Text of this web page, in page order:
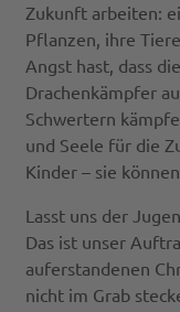
Zukunft arbeiten:
Pflanzen, ihre
Angst hast, dass
Drachenkämpfer
Schwertern
und Seele für die
Kinder – sie
Lasst uns der
Das ist unser
auferstandenen
nicht im Grab